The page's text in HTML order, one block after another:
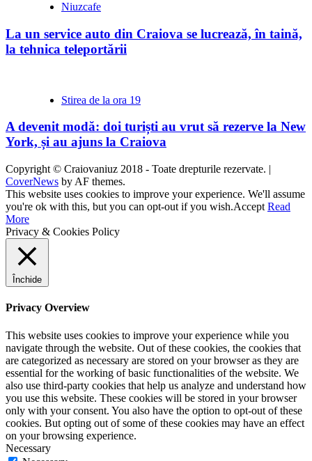
Niuzcafe
La un service auto din Craiova se lucrează, în taină,
la tehnica teleportării
Stirea de la ora 19
A devenit modă: doi turiști au vrut să rezerve la New
York, și au ajuns la Craiova
Copyright © Craiovaniuz 2018 - Toate drepturile rezervate. |
CoverNews by AF themes.
This website uses cookies to improve your experience. We'll assume
you're ok with this, but you can opt-out if you wish.Accept Read
More
Privacy & Cookies Policy
Închide
Privacy Overview
This website uses cookies to improve your experience while you
navigate through the website. Out of these cookies, the cookies that
are categorized as necessary are stored on your browser as they are
essential for the working of basic functionalities of the website. We
also use third-party cookies that help us analyze and understand how
you use this website. These cookies will be stored in your browser
only with your consent. You also have the option to opt-out of these
cookies. But opting out of some of these cookies may have an effect
on your browsing experience.
Necessary